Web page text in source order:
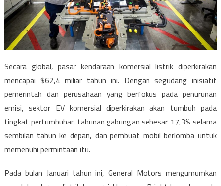
Secara global, pasar kendaraan komersial listrik diperkirakan
mencapai $62,4 miliar tahun ini. Dengan segudang inisiatif
pemerintah dan perusahaan yang berfokus pada penurunan
emisi, sektor EV komersial diperkirakan akan tumbuh pada
tingkat pertumbuhan tahunan gabungan sebesar 17,3% selama
sembilan tahun ke depan, dan pembuat mobil berlomba untuk
memenuhi permintaan itu.
Pada bulan Januari tahun ini, General Motors mengumumkan